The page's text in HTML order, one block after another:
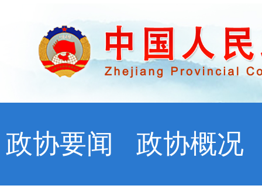
政协要闻 政协概况